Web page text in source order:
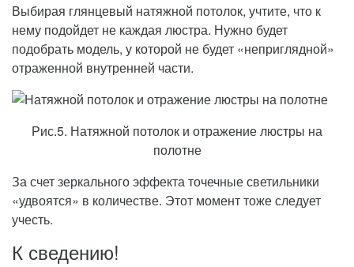
Выбирая глянцевый натяжной потолок, учтите, что к
нему подойдет не каждая люстра. Нужно будет
подобрать модель, у которой не будет «неприглядной»
отраженной внутренней части.
Рис.5. Натяжной потолок и отражение люстры на
полотне
За счет зеркального эффекта точечные светильники
«удвоятся» в количестве. Этот момент тоже следует
учесть.
К сведению!